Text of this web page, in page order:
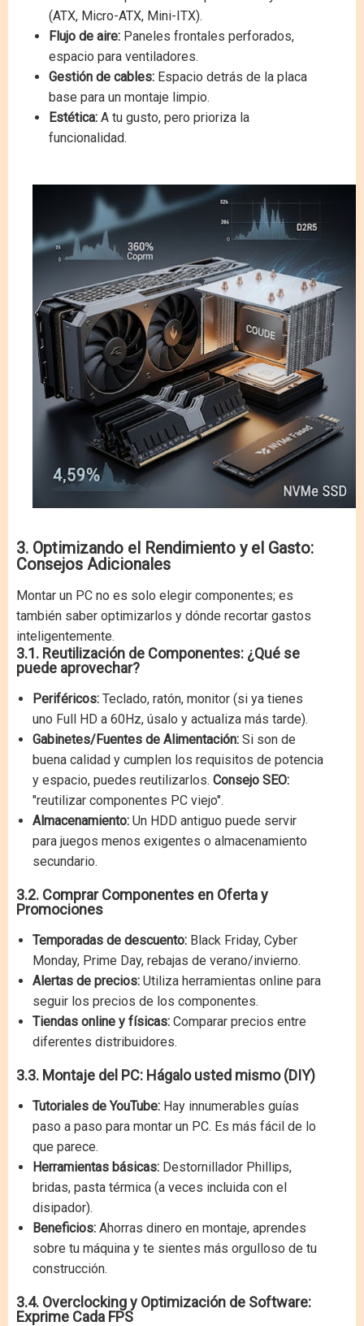
(ATX, Micro-ATX, Mini-ITX).
Flujo de aire: Paneles frontales perforados,
espacio para ventiladores.
Gestión de cables: Espacio detrás de la placa
base para un montaje limpio.
Estética: A tu gusto, pero prioriza la
funcionalidad.
3. Optimizando el Rendimiento y el Gasto:
Consejos Adicionales
Montar un PC no es solo elegir componentes; es
también saber optimizarlos y dónde recortar gastos
inteligentemente.
3.1. Reutilización de Componentes: ¿Qué se
puede aprovechar?
Periféricos: Teclado, ratón, monitor (si ya tienes
uno Full HD a 60Hz, úsalo y actualiza más tarde).
Gabinetes/Fuentes de Alimentación: Si son de
buena calidad y cumplen los requisitos de potencia
y espacio, puedes reutilizarlos. Consejo SEO:
"reutilizar componentes PC viejo".
Almacenamiento: Un HDD antiguo puede servir
para juegos menos exigentes o almacenamiento
secundario.
3.2. Comprar Componentes en Oferta y
Promociones
Temporadas de descuento: Black Friday, Cyber
Monday, Prime Day, rebajas de verano/invierno.
Alertas de precios: Utiliza herramientas online para
seguir los precios de los componentes.
Tiendas online y físicas: Comparar precios entre
diferentes distribuidores.
3.3. Montaje del PC: Hágalo usted mismo (DIY)
Tutoriales de YouTube: Hay innumerables guías
paso a paso para montar un PC. Es más fácil de lo
que parece.
Herramientas básicas: Destornillador Phillips,
bridas, pasta térmica (a veces incluida con el
disipador).
Beneficios: Ahorras dinero en montaje, aprendes
sobre tu máquina y te sientes más orgulloso de tu
construcción.
3.4. Overclocking y Optimización de Software:
Exprime Cada FPS